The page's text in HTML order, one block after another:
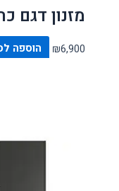
מזנון דגם כהן
₪6,900 הוספה